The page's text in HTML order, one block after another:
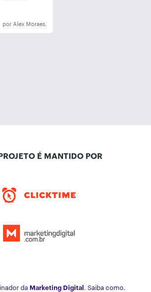
por Alex Moraes.
É MANTIDO POR
da Marketing Digital. Saiba como.